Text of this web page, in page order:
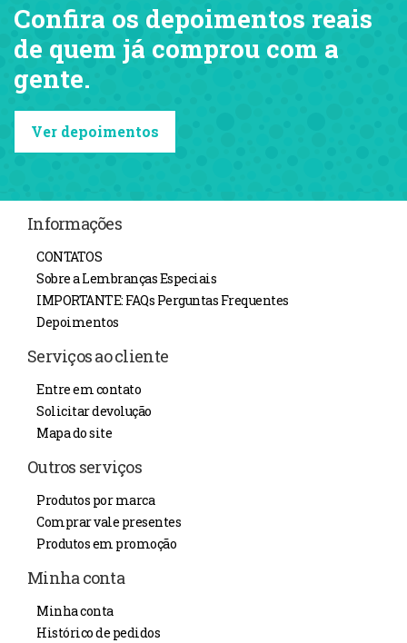
Confira os depoimentos reais
de quem já comprou com a
gente.
Ver depoimentos
Informações
CONTATOS
Sobre a Lembranças Especiais
IMPORTANTE: FAQs Perguntas Frequentes
Depoimentos
Serviços ao cliente
Entre em contato
Solicitar devolução
Mapa do site
Outros serviços
Produtos por marca
Comprar vale presentes
Produtos em promoção
Minha conta
Minha conta
Histórico de pedidos